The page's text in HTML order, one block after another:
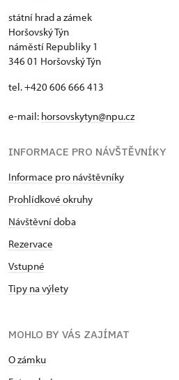
státní hrad a zámek
Horšovský Týn
náměstí Republiky 1
346 01 Horšovský Týn
tel. +420 606 666 413
e-mail: horsovskytyn@npu.cz
INFORMACE PRO NÁVŠTĚVNÍKY
Informace pro návštěvníky
Prohlídkové okruhy
Návštěvní doba
Rezervace
Vstupné
Tipy na výlety
MOHLO BY VÁS ZAJÍMAT
O zámku